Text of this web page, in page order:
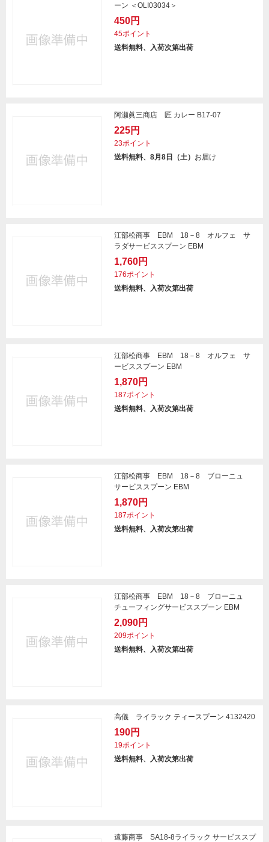
ーン ＜OLI03034＞
450円
45ポイント
送料無料、入荷次第出荷
阿瀬眞三商店 匠 カレー B17-07
225円
23ポイント
送料無料、8月8日（土） お届け
江部松商事 EBM 18－8 オルフェ サ
ラダサービススプーン EBM
1,760円
176ポイント
送料無料、入荷次第出荷
江部松商事 EBM 18－8 オルフェ サ
ービススプーン EBM
1,870円
187ポイント
送料無料、入荷次第出荷
江部松商事 EBM 18－8 ブローニュ
サービススプーン EBM
1,870円
187ポイント
送料無料、入荷次第出荷
江部松商事 EBM 18－8 ブローニュ
チューフィングサービススプーン EBM
2,090円
209ポイント
送料無料、入荷次第出荷
高儀 ライラック ティースプーン 4132420
190円
19ポイント
送料無料、入荷次第出荷
遠藤商事 SA18-8ライラック サービススプ